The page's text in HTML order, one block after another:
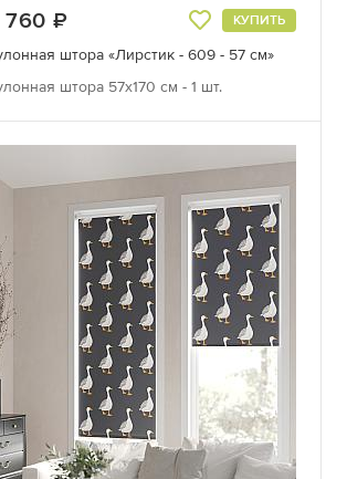
760 КУПИТЬ
штора «Лирстик - 609 - 57 см»
штора 57х170 см - 1 шт.